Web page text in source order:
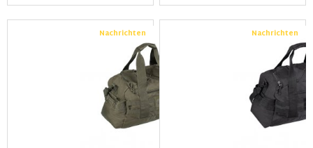
Nachrichten Nachrichten